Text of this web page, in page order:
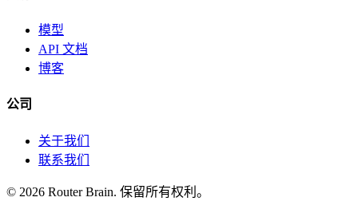
模型
API 文档
博客
公司
关于我们
联系我们
© 2026 Router Brain. 保留所有权利。